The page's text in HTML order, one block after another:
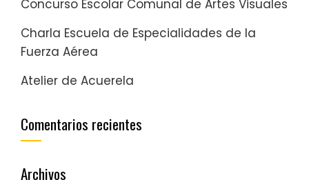
Concurso Escolar Comunal de Artes Visuales
Charla Escuela de Especialidades de la
Fuerza Aérea
Atelier de Acuerela
Comentarios recientes
Archivos